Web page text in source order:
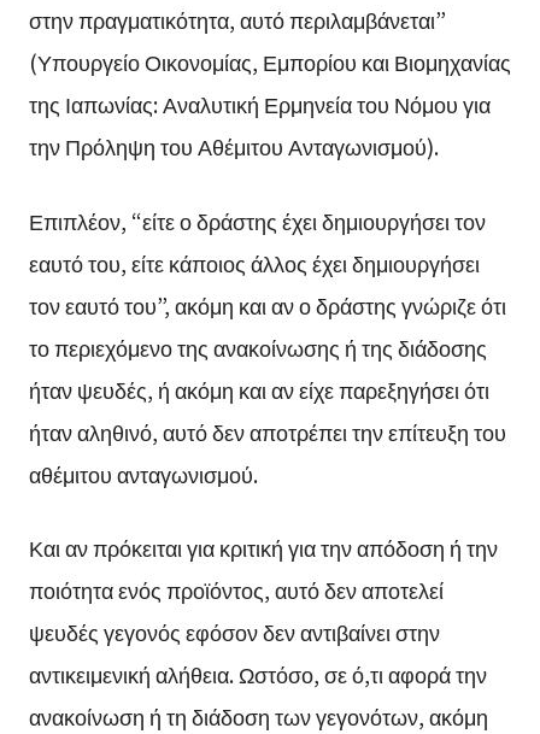
στην πραγματικότητα, αυτό περιλαμβάνεται”
(Υπουργείο Οικονομίας, Εμπορίου και Βιομηχανίας
της Ιαπωνίας: Αναλυτική Ερμηνεία του Νόμου για
την Πρόληψη του Αθέμιτου Ανταγωνισμού).
Επιπλέον, “είτε ο δράστης έχει δημιουργήσει τον
εαυτό του, είτε κάποιος άλλος έχει δημιουργήσει
τον εαυτό του”, ακόμη και αν ο δράστης γνώριζε ότι
το περιεχόμενο της ανακοίνωσης ή της διάδοσης
ήταν ψευδές, ή ακόμη και αν είχε παρεξηγήσει ότι
ήταν αληθινό, αυτό δεν αποτρέπει την επίτευξη του
αθέμιτου ανταγωνισμού.
Και αν πρόκειται για κριτική για την απόδοση ή την
ποιότητα ενός προϊόντος, αυτό δεν αποτελεί
ψευδές γεγονός εφόσον δεν αντιβαίνει στην
αντικειμενική αλήθεια. Ωστόσο, σε ό,τι αφορά την
ανακοίνωση ή τη διάδοση των γεγονότων, ακόμη